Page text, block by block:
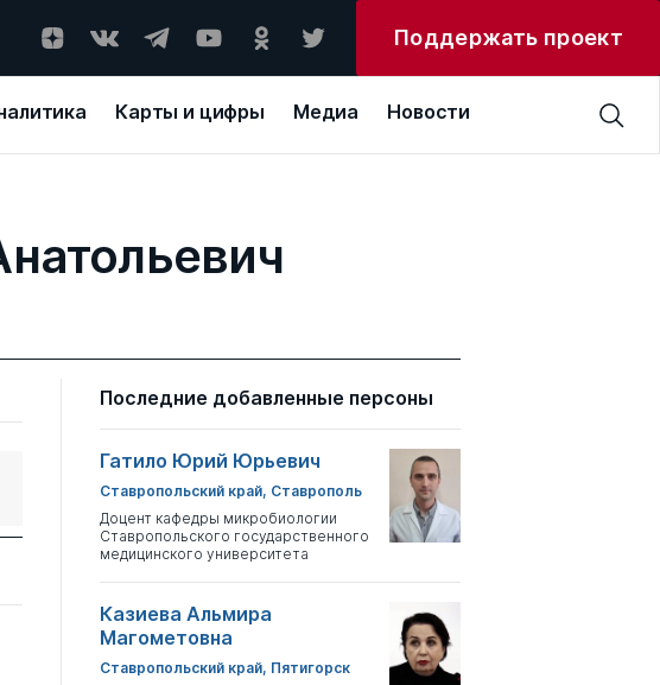
Поддержать проект
Карты и цифры Медиа Новости
Последние добавленные персоны
Гатило Юрий Юрьевич
Ставропольский край, Ставрополь
Доцент кафедры микробиологии
Ставропольского государственного
медицинского университета
Казиева Альмира
Магометовна
Ставропольский край, Пятигорск